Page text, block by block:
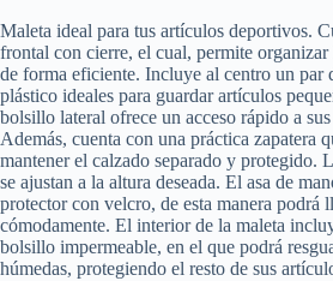
Maleta ideal para tus artículos deportivos.
frontal con cierre, el cual, permite organizar
de forma eficiente. Incluye al centro un par
plástico ideales para guardar artículos
bolsillo lateral ofrece un acceso rápido a
Además, cuenta con una práctica zapatera
mantener el calzado separado y protegido.
se ajustan a la altura deseada. El asa de
protector con velcro, de esta manera podrá
cómodamente. El interior de la maleta
bolsillo impermeable, en el que podrá
húmedas, protegiendo el resto de sus